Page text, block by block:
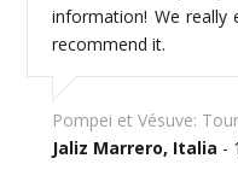
information! We really
recommend it.
Pompei et Vésuve:
Jaliz Marrero, Italia -